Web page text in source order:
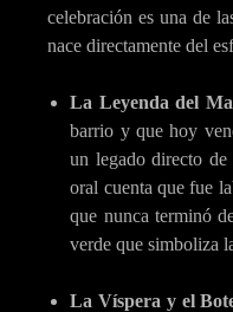
celebración es una de
nace directamente del
La Leyenda del
barrio y que hoy
un legado directo de
oral cuenta que fue
que nunca terminó
verde que simboliza
La Víspera y el